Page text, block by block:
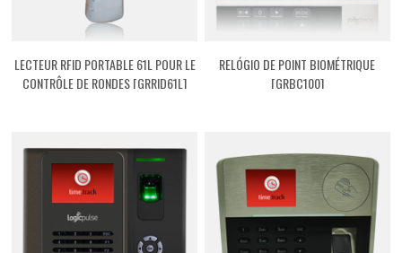
LECTEUR RFID PORTABLE 61L POUR LE
CONTRÔLE DE RONDES [GRRID61L]
RELÓGIO DE POINT BIOMÉTRIQUE
[GRBC100]